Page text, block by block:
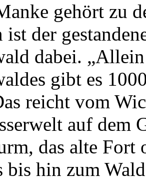
gehört zu
der
dabei.
gibt es
reicht vom
auf dem
das alte
bis hin zum